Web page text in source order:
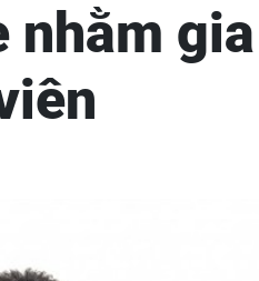
nhằm gia